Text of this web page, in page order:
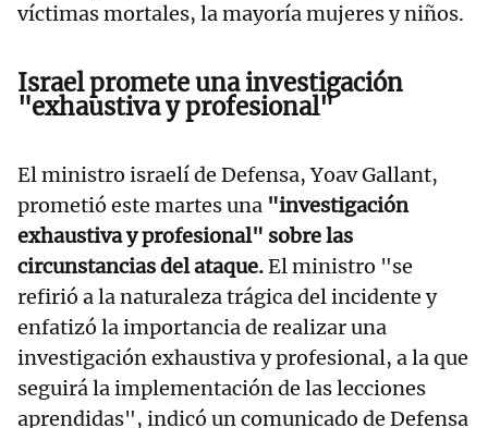
víctimas mortales, la mayoría mujeres y niños.
Israel promete una investigación
"exhaustiva y profesional"
El ministro israelí de Defensa, Yoav Gallant,
prometió este martes una "investigación
exhaustiva y profesional" sobre las
circunstancias del ataque.El ministro "se
refirió a la naturaleza trágica del incidente y
enfatizó la importancia de realizar una
investigación exhaustiva y profesional, a la que
seguirá la implementación de las lecciones
aprendidas", indicó un comunicado de Defensa